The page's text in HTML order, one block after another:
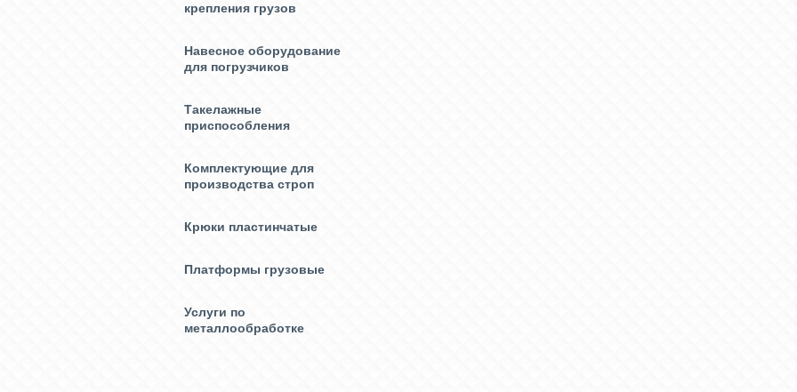
крепления грузов
Навесное оборудование
для погрузчиков
Такелажные
приспособления
Комплектующие для
производства строп
Крюки пластинчатые
Платформы грузовые
Услуги по
металлообработке